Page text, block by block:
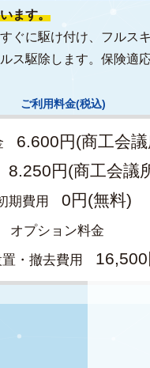
ます。
ぐに駆け付け、フルス
ス駆除します。保険適
ご利用料金(税込)
6.600円(商工会
8.250円(商工会議
期費用 0円(無料)
オプション料金
・撤去費用
16,500